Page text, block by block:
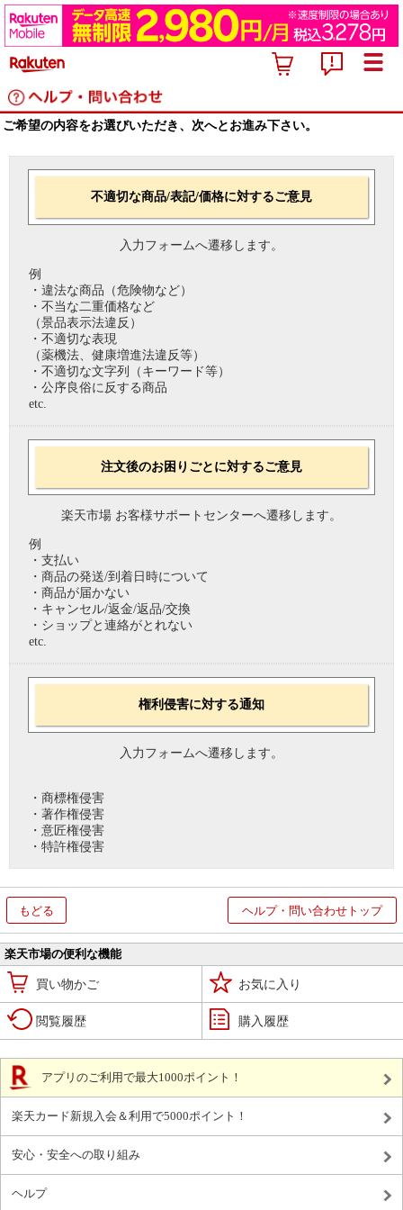
ご希望の内容をお選びいただき、次へとお進み下さい。
不適切な商品/表記/価格に対するご意見
入力フォームへ遷移します。
例
・違法な商品（危険物など）
・不当な二重価格など
（景品表示法違反）
・不適切な表現
（薬機法、健康増進法違反等）
・不適切な文字列（キーワード等）
・公序良俗に反する商品
etc.
注文後のお困りごとに対するご意見
楽天市場 お客様サポートセンターへ遷移します。
例
・支払い
・商品の発送/到着日時について
・商品が届かない
・キャンセル/返金/返品/交換
・ショップと連絡がとれない
etc.
権利侵害に対する通知
入力フォームへ遷移します。
・商標権侵害
・著作権侵害
・意匠権侵害
・特許権侵害
もどる ヘルプ・問い合わせトップ
楽天市場の便利な機能
買い物かご お気に入り
閲覧履歴 購入履歴
アプリのご利用で最大1000ポイント！
楽天カード新規入会＆利用で5000ポイント！
安心・安全への取り組み
ヘルプ